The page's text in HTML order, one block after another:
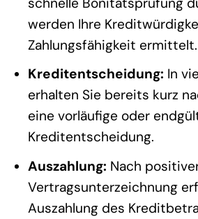
werden Ihre
Zahlungsfähigkeit ermittelt.
Kreditentscheidung: In
erhalten Sie bereits kurz
eine vorläufige oder
Kreditentscheidung.
Auszahlung: Nach
Vertragsunterzeichnung
Auszahlung des